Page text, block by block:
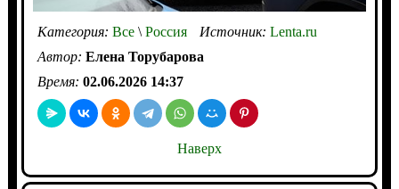
Категория: Все\Россия Источник: Lenta.ru
Автор: Елена Торубарова
Время: 02.06.2026 14:37
Наверх